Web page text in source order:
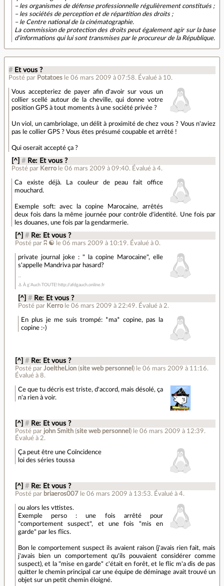
– les organismes de défense professionnelle régulièrement constitués ;
– les sociétés de perception et de répartition des droits ;
– le Centre national de la cinématographie.
La commission de protection des droits peut également agir sur la base
d’informations qui lui sont transmises par le procureur de la République.
# Et vous ?
Posté par Potatoes le 06 mars 2009 à 07:58. Évalué à 10.
Vous accepteriez de payer afin d'avoir sur vous un
collier scellé autour de la cheville, qui donne votre
position GPS à tout moments à une société privée ?
Un viol, un cambriolage, un délit à proximité de chez vous ? Vous n'aviez
pas le collier GPS ? Vous êtes présumé coupable et arrêté !
Qui oserait accepté ça ?
[^] # Re: Et vous ?
Posté par Kerro le 06 mars 2009 à 09:40. Évalué à4.
Ca existe déjà. La couleur de peau fait office
mouchard.
Exemple soft: avec la copine Marocaine, arrêtés
deux fois dans la même journée pour contrôle d'identité. Une fois par
les douanes, une fois par la gendarmerie.
[^] # Re: Et vous ?
Posté par ʭ ☯ le 06 mars 2009 à 10:19. Évalué à 0.
private journal joke : " la copine Marocaine", elle
s'appelle Mandriva par hasard?
⚓ À g'Auch TOUTE! http://afdgauch.online.fr
[^] # Re: Et vous ?
Posté par Kerro le 06 mars 2009 à 22:49. Évalué à 2.
En plus je me suis trompé: *ma* copine, pas la
copine :-)
[^] # Re: Et vous ?
Posté par JoeltheLion(site web personnel ) le 06 mars 2009 à 11:16.
Évalué à 8.
Ce que tu décris est triste, d'accord, mais désolé, ça
n'a rien à voir.
[^] # Re: Et vous ?
Posté par john Smith(site web personnel ) le 06 mars 2009 à 12:39.
Évalué à 2.
Ça peut être une Coïncidence
loi des séries toussa
[^] # Re: Et vous ?
Posté par briaeros007 le 06 mars 2009 à 13:53. Évalué à 4.
ou alors les vttistes.
Exemple perso : une fois arrêté pour
"comportement suspect", et une fois "mis en
garde" par les flics.
Bon le comportement suspect ils avaient raison (j'avais rien fait, mais
j'avais bien un comportement qu'ils pouvaient considérer comme
suspect), et la "mise en garde" c'était en forêt, et le flic m'a dis de pas
quitter le chemin principal car une équipe de déminage avait trouvé un
objet sur un petit chemin éloigné.